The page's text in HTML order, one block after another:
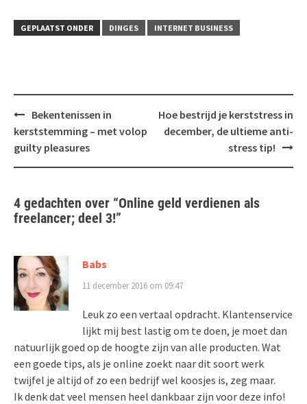
GEPLAATST ONDER DINGES INTERNET BUSINESS
Bericht
navigatie
Bekentenissen in
kerststemming – met volop
guilty pleasures
Hoe bestrijd je kerststress in
december, de ultieme anti-
stress tip!
4 gedachten over “Online geld verdienen als
freelancer; deel 3!”
Babs
11 december 2016 om 09:47
Leuk zo een vertaal opdracht. Klantenservice
lijkt mij best lastig om te doen, je moet dan
natuurlijk goed op de hoogte zijn van alle producten. Wat
een goede tips, als je online zoekt naar dit soort werk
twijfel je altijd of zo een bedrijf wel koosjes is, zeg maar.
Ik denk dat veel mensen heel dankbaar zijn voor deze info!